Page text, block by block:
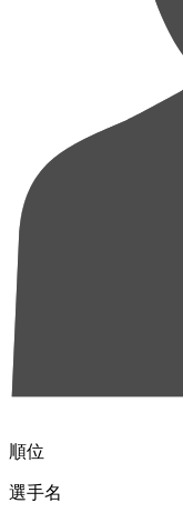
順位
選手名